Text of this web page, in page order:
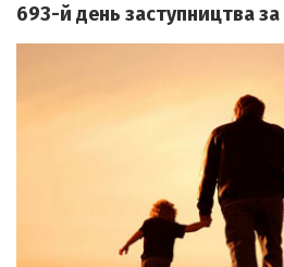
693-й день заступництва за